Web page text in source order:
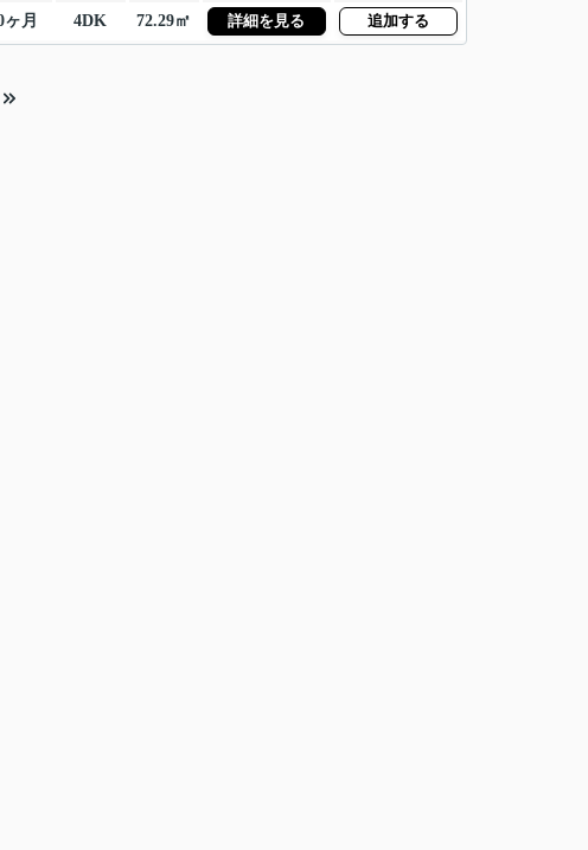
ヶ月 4DK 72.29㎡ 詳細を見る 追加する